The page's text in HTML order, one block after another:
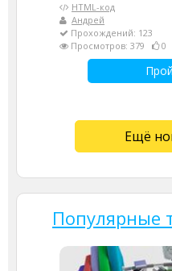
HTML-код
Андрей
Прохождений: 123
Просмотров: 379
0
Ещё
Популярные